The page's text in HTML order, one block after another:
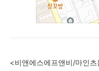
<비앤에스에프앤비/마인츠